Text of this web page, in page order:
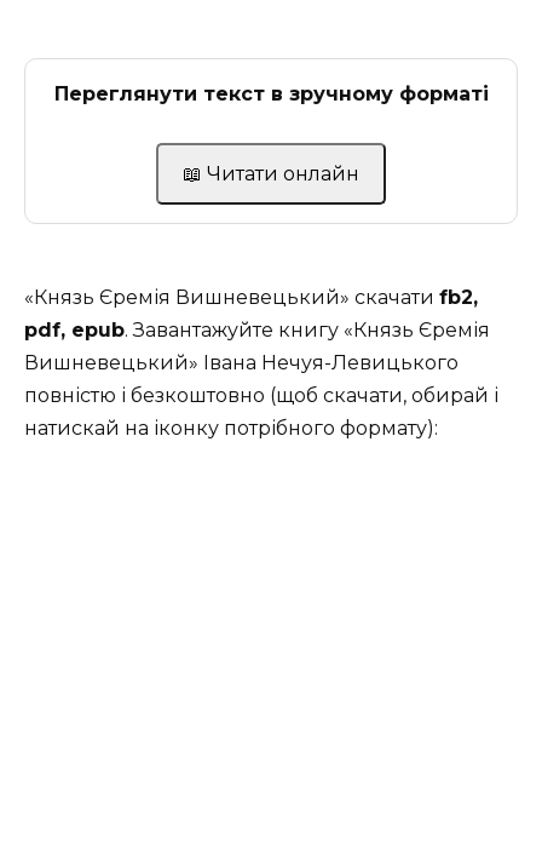
Переглянути текст в зручному форматі
📖 Читати онлайн
«Князь Єремія Вишневецький» скачати fb2,
pdf, epub. Завантажуйте книгу «Князь Єремія
Вишневецький» Івана Нечуя-Левицького
повністю і безкоштовно (щоб скачати, обирай і
натискай на іконку потрібного формату):